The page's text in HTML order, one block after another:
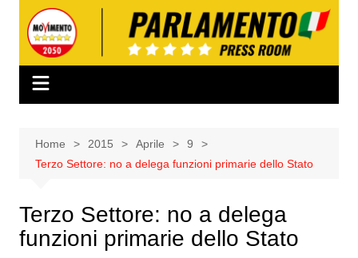
contenuto
Home 2015 Aprile
9
Terzo Settore: no a delega funzioni primarie dello Stato
Terzo Settore: no a delega
funzioni primarie dello Stato